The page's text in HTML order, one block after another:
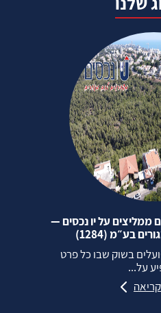
ממליצים על יו נכסים —
בע״מ (1284)
בשוק שבו כל פרט
על...